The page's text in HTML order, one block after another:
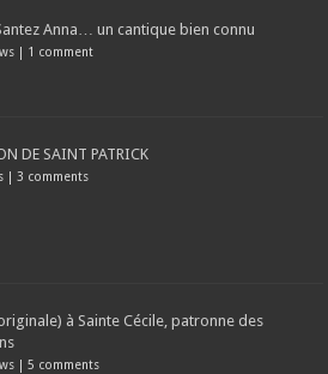
Anna… un cantique bien connu
| 1 comment
DE SAINT PATRICK
| 3 comments
à Sainte Cécile, patronne des
|5 comments